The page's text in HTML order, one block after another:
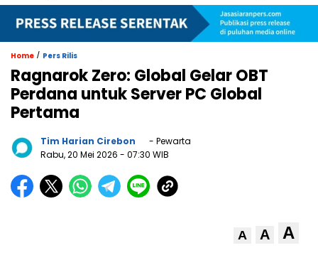
Home / Pers Rilis
Ragnarok Zero: Global Gelar OBT
Perdana untuk Server PC Global
Pertama
Tim Harian Cirebon
- Pewarta
Rabu, 20 Mei 2026 - 07:30 WIB
A A A